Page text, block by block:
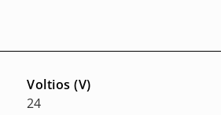
Voltios (V)
24